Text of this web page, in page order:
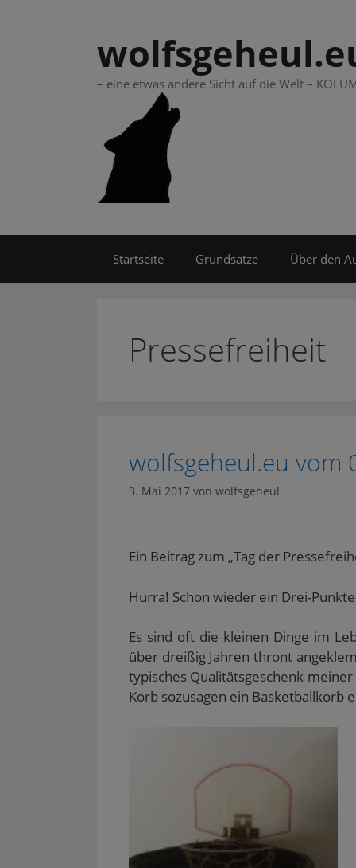
– eine etwas andere Sicht auf die Welt –
Startseite Grundsätze Über den
Pressefreiheit
wolfsgeheul.eu vom
3. Mai 2017 von wolfsgeheul
Ein Beitrag zum „Tag der
Hurra! Schon wieder ein Drei-
Es sind oft die kleinen Dinge im
über dreißig Jahren thront
typisches Qualitätsgeschenk
Korb sozusagen ein Basketballkorb